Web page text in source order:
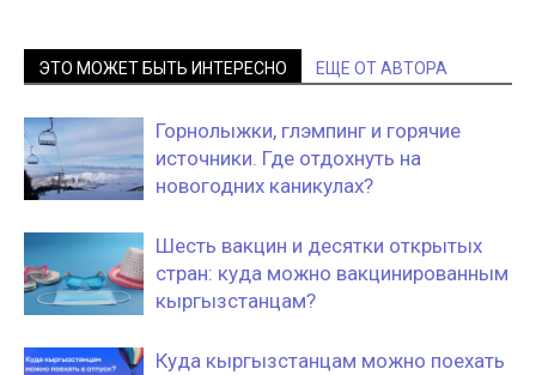
ЭТО МОЖЕТ БЫТЬ ИНТЕРЕСНО ЕЩЕ ОТ АВТОРА
Горнолыжки, глэмпинг и горячие
источники. Где отдохнуть на
новогодних каникулах?
Шесть вакцин и десятки открытых
стран: куда можно вакцинированным
кыргызстанцам?
Куда кыргызстанцам можно поехать